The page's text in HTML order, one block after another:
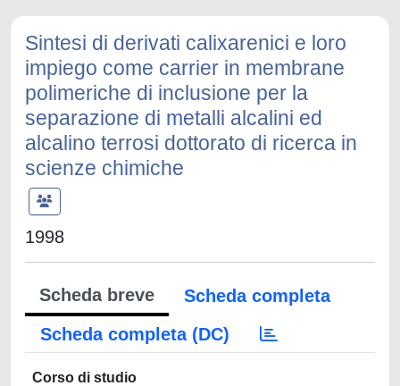
Sintesi di derivati calixarenici e loro
impiego come carrier in membrane
polimeriche di inclusione per la
separazione di metalli alcalini ed
alcalino terrosi dottorato di ricerca in
scienze chimiche
1998
Scheda breve
Scheda completa
Scheda completa (DC)
Corso di studio